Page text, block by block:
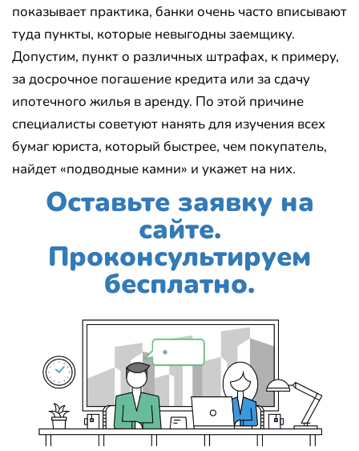
показывает практика, банки очень часто вписывают
туда пункты, которые невыгодны заемщику.
Допустим, пункт о различных штрафах, к примеру,
за досрочное погашение кредита или за сдачу
ипотечного жилья в аренду. По этой причине
специалисты советуют нанять для изучения всех
бумаг юриста, который быстрее, чем покупатель,
найдет «подводные камни» и укажет на них.
Оставьте заявку на
сайте.
Проконсультируем
бесплатно.